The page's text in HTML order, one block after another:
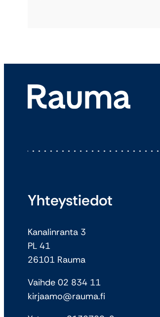
Yhteystiedot
Kanalinranta 3
PL 41
26101 Rauma
Vaihde 02 834 11
kirjaamo@rauma.fi